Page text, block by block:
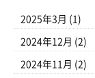
2025年3月 (1)
2024年12月 (2)
2024年11月 (2)